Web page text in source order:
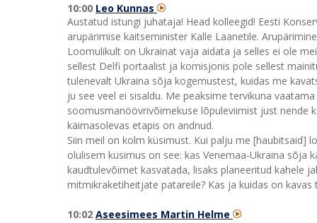
10:00 Leo Kunnas
Austatud istungi juhataja! Head kolleegid! Eesti
arupärimise kaitseminister Kalle Laanetile.
Loomulikult on Ukrainat vaja aidata ja selles ei ole
sellest Delfi portaalist ja komisjonis pole sellest
tulenevalt Ukraina sõja kogemustest, kuidas me
ju see veel ei sisaldu. Me peaksime tervikuna
soomusmanöövrivõimekuse lõpuleviimist just nende
käimasolevas etapis on andnud.
Siin meil on kolm küsimust. Kui palju me [haubitsaid]
olulisem küsimus on see: kas Venemaa‑Ukraina
kaudtulevõimet kasvatada, lisaks planeeritud kahele
mitmikraketiheitjate patareile? Kas ja kuidas on
10:02 Aseesimees Martin Helme